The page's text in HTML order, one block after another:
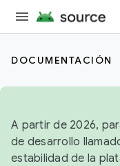
DOCUMENTACIÓN
A partir de 2026,
de desarrollo
estabilidad de la